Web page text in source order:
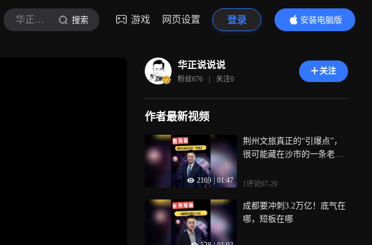
华正说说说 搜索 游戏 网页设置 登录
安装电脑版
内容更精彩
华正说说说
粉丝676 | 关注0
关注
作者最新视频
2169 01:47
荆州文旅真正的“引爆点”，
很可能藏在沙市的一条老街
1评论07-29
成都要冲刺3.2万亿！底气在
哪，短板在哪